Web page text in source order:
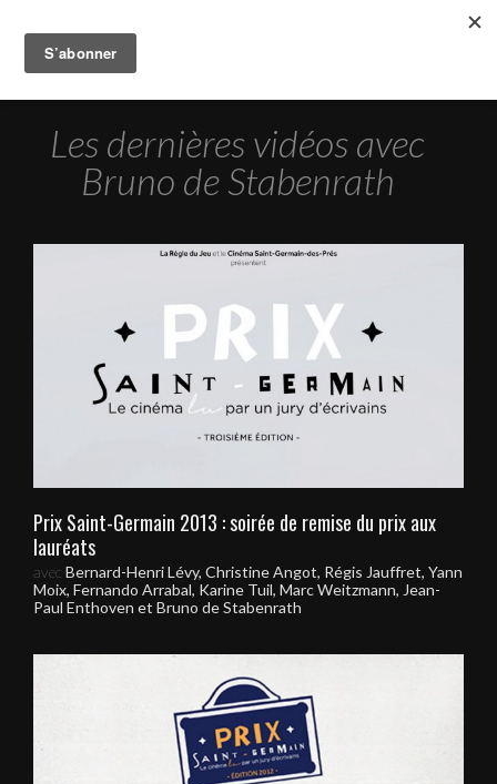
Les dernières vidéos avec
Bruno de Stabenrath
Prix Saint-Germain 2013 : soirée de remise du prix aux
lauréats
avec Bernard-Henri Lévy, Christine Angot, Régis Jauffret, Yann
Moix, Fernando Arrabal, Karine Tuil, Marc Weitzmann, Jean-
Paul Enthoven et Bruno de Stabenrath